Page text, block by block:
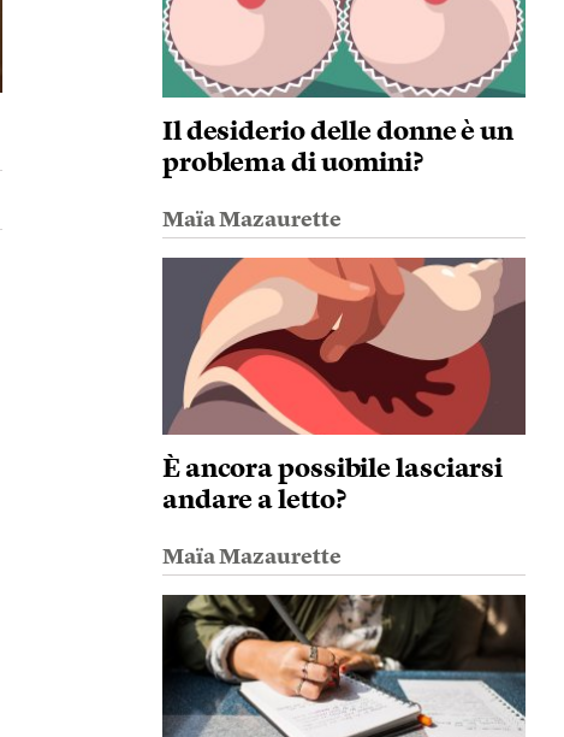
Il desiderio delle donne è un
problema di uomini?
Maïa Mazaurette
È ancora possibile lasciarsi
andare a letto?
Maïa Mazaurette